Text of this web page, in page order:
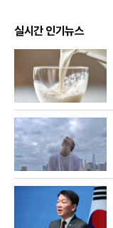
실시간 인기뉴스